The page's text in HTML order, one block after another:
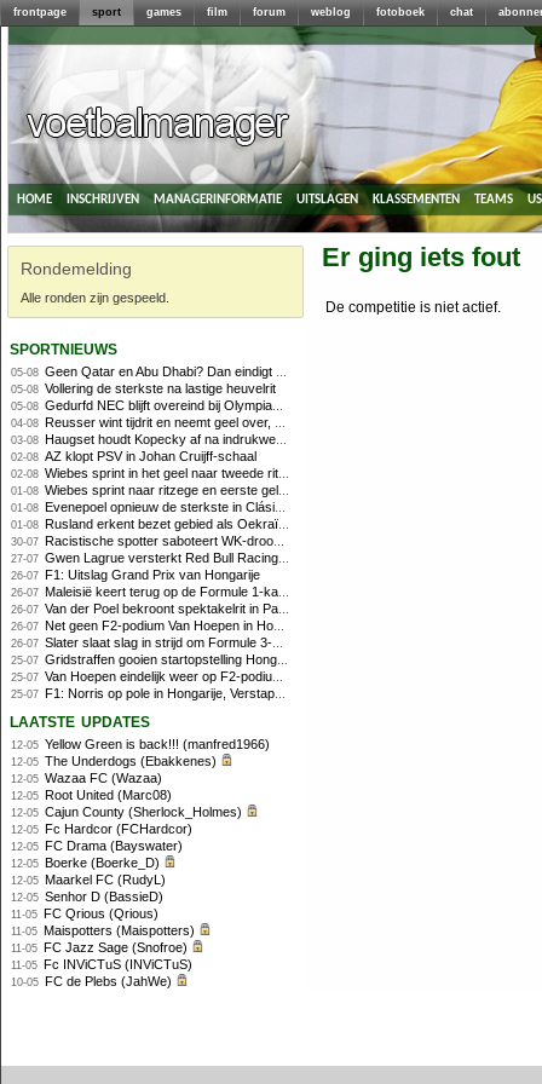
frontpage sport games film forum weblog fotoboek chat
home inschrijven managerinformatie uitslagen klassementen teams
Rondemelding
Alle ronden zijn gespeeld.
sportnieuws
05-08 Geen Qatar en Abu Dhabi? Dan eindigt Formule 1-seizoen mogelijk in Europa
05-08 Vollering de sterkste na lastige heuvelrit
05-08 Gedurfd NEC blijft overeind bij Olympiakos
04-08 Reusser wint tijdrit en neemt geel over, Nooijen knap tweede
03-08 Haugset houdt Kopecky af na indrukwekkende solo van 86 kilometer
02-08 AZ klopt PSV in Johan Cruijff-schaal
02-08 Wiebes sprint in het geel naar tweede ritzege
01-08 Wiebes sprint naar ritzege en eerste gele trui in Tour Femmes
01-08 Evenepoel opnieuw de sterkste in Clásica San Sebastián
01-08 Rusland erkent bezet gebied als Oekraïens voor opheffing IOC-schorsing
30-07 Racistische spotter saboteert WK-droom van powerliftster
27-07 Gwen Lagrue versterkt Red Bull Racing vanaf 2027
26-07 F1: Uitslag Grand Prix van Hongarije
26-07 Maleisië keert terug op de Formule 1-kalender in 2026
26-07 Van der Poel bekroont spektakelrit in Parijs met nipte zege; eindzege Pogacar
26-07 Net geen F2-podium Van Hoepen in Hongarije, Leon maakt indruk
26-07 Slater slaat slag in strijd om Formule 3-kampioenschap op Hungaroring
25-07 Gridstraffen gooien startopstelling Hongaarse Grand Prix flink overhoop
25-07 Van Hoepen eindelijk weer op F2-podium, Mini wint sprintrace op Hungaroring
25-07 F1: Norris op pole in Hongarije, Verstappen zesde
laatste updates
12-05 Yellow Green is back!!! (manfred1966)
12-05 The Underdogs (Ebakkenes)
12-05 Wazaa FC (Wazaa)
12-05 Root United (Marc08)
12-05 Cajun County (Sherlock_Holmes)
12-05 Fc Hardcor (FCHardcor)
12-05 FC Drama (Bayswater)
12-05 Boerke (Boerke_D)
12-05 Maarkel FC (RudyL)
12-05 Senhor D (BassieD)
11-05 FC Qrious (Qrious)
11-05 Maispotters (Maispotters)
11-05 FC Jazz Sage (Snofroe)
11-05 Fc INViCTuS (INViCTuS)
10-05 FC de Plebs (JahWe)
Er ging iets fout
De competitie is niet actief.